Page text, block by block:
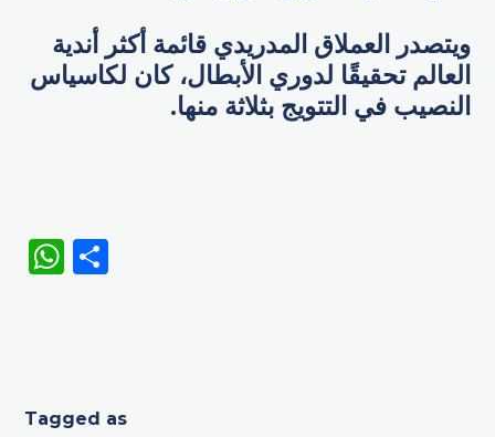
ويتصدر العملاق المدريدي قائمة أكثر أندية
العالم تحقيقًا لدوري الأبطال، كان لكاسياس
النصيب في التتويج بثلاثة منها.
WhatsApp
Tagged as